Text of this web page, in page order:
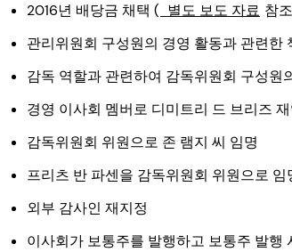
2016년 배당금 채택 ( 별도 보도 자료 참
관리위원회 구성원의 경영 활동과 관련한
감독 역할과 관련하여 감독위원회 구성원
경영 이사회 멤버로 디미트리 드 브리즈
감독위원회 위원으로 존 램지 씨 임명
프리츠 반 파센을 감독위원회 위원으로 임
외부 감사인 재지정
이사회가 보통주를 발행하고 보통주 발